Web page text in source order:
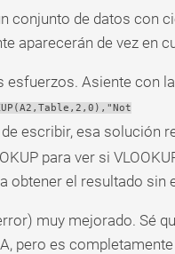
conjunto de datos con
aparecerán de vez en
esfuerzos. Asiente con
escribir, esa solución
para ver si
obtener el resultado sin
muy mejorado. Sé
pero es